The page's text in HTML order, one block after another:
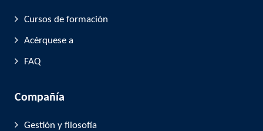
Cursos de formación
Acérquese a
FAQ
Compañía
Gestión y filosofía